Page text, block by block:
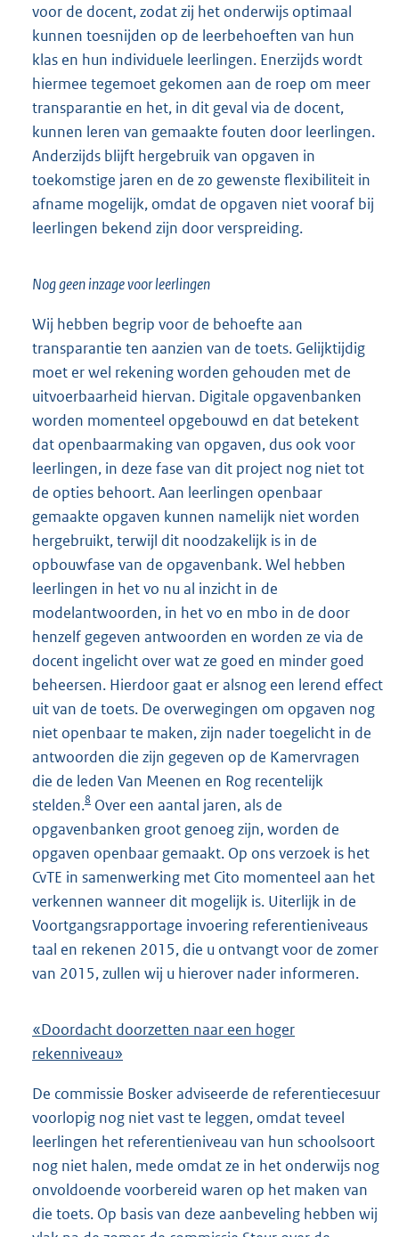
voor de docent, zodat zij het onderwijs optimaal
kunnen toesnijden op de leerbehoeften van hun
klas en hun individuele leerlingen. Enerzijds wordt
hiermee tegemoet gekomen aan de roep om meer
transparantie en het, in dit geval via de docent,
kunnen leren van gemaakte fouten door leerlingen.
Anderzijds blijft hergebruik van opgaven in
toekomstige jaren en de zo gewenste flexibiliteit in
afname mogelijk, omdat de opgaven niet vooraf bij
leerlingen bekend zijn door verspreiding.
Nog geen inzage voor leerlingen
Wij hebben begrip voor de behoefte aan
transparantie ten aanzien van de toets. Gelijktijdig
moet er wel rekening worden gehouden met de
uitvoerbaarheid hiervan. Digitale opgavenbanken
worden momenteel opgebouwd en dat betekent
dat openbaarmaking van opgaven, dus ook voor
leerlingen, in deze fase van dit project nog niet tot
de opties behoort. Aan leerlingen openbaar
gemaakte opgaven kunnen namelijk niet worden
hergebruikt, terwijl dit noodzakelijk is in de
opbouwfase van de opgavenbank. Wel hebben
leerlingen in het vo nu al inzicht in de
modelantwoorden, in het vo en mbo in de door
henzelf gegeven antwoorden en worden ze via de
docent ingelicht over wat ze goed en minder goed
beheersen. Hierdoor gaat er alsnog een lerend effect
uit van de toets. De overwegingen om opgaven nog
niet openbaar te maken, zijn nader toegelicht in de
antwoorden die zijn gegeven op de Kamervragen
die de leden Van Meenen en Rog recentelijk
stelden.8 Over een aantal jaren, als de
opgavenbanken groot genoeg zijn, worden de
opgaven openbaar gemaakt. Op ons verzoek is het
CvTE in samenwerking met Cito momenteel aan het
verkennen wanneer dit mogelijk is. Uiterlijk in de
Voortgangsrapportage invoering referentieniveaus
taal en rekenen 2015, die u ontvangt voor de zomer
van 2015, zullen wij u hierover nader informeren.
«Doordacht doorzetten naar een hoger
rekenniveau»
De commissie Bosker adviseerde de referentiecesuur
voorlopig nog niet vast te leggen, omdat teveel
leerlingen het referentieniveau van hun schoolsoort
nog niet halen, mede omdat ze in het onderwijs nog
onvoldoende voorbereid waren op het maken van
die toets. Op basis van deze aanbeveling hebben wij